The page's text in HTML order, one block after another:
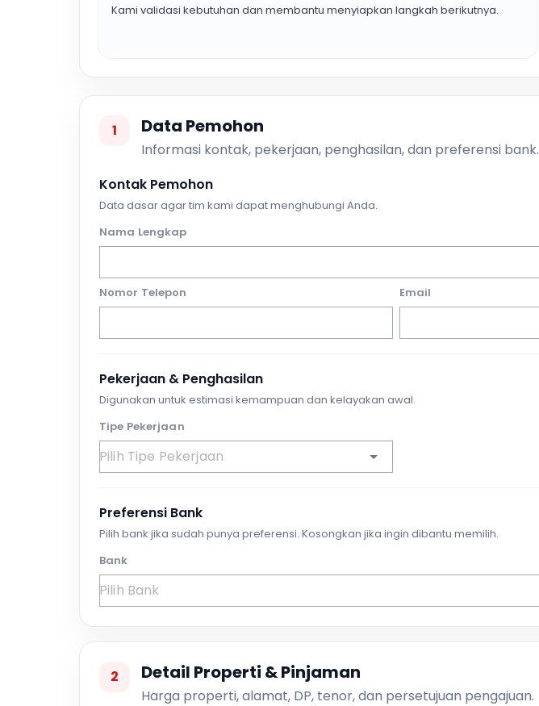
Kami validasi kebutuhan dan membantu menyiapkan langkah berikutnya.
1 Data Pemohon
Informasi kontak, pekerjaan, penghasilan, dan preferensi bank.
Kontak Pemohon
Data dasar agar tim kami dapat menghubungi Anda.
Nama Lengkap
Nomor Telepon Email
Pekerjaan & Penghasilan
Digunakan untuk estimasi kemampuan dan kelayakan awal.
Tipe Pekerjaan
Preferensi Bank
Pilih bank jika sudah punya preferensi. Kosongkan jika ingin dibantu memilih.
Bank
2 Detail Properti & Pinjaman
Harga properti, alamat, DP, tenor, dan persetujuan pengajuan.